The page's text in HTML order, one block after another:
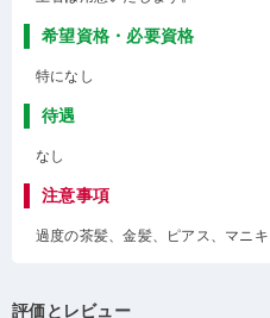
希望資格・必要資格
特になし
待遇
なし
注意事項
過度の茶髪、金髪、ピアス、マニ
評価とレビュー